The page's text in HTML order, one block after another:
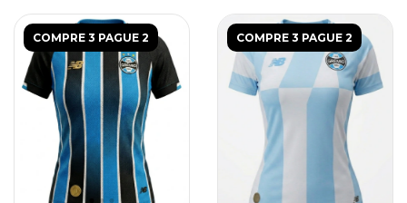
COMPRE 3 PAGUE 2 COMPRE 3 PAGUE 2